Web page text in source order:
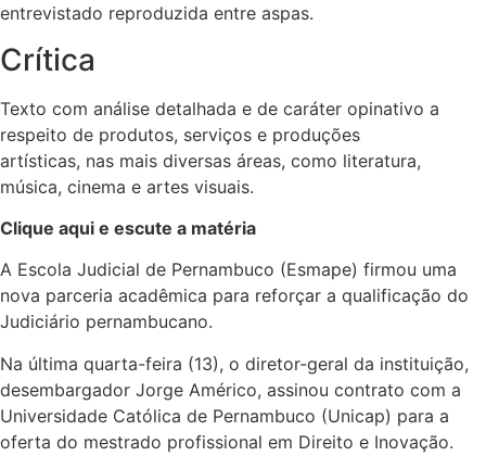
entrevistado reproduzida entre aspas.
Crítica
Texto com análise detalhada e de caráter opinativo a
respeito de produtos, serviços e produções
artísticas, nas mais diversas áreas, como literatura,
música, cinema e artes visuais.
Clique aqui e escute a matéria
A Escola Judicial de Pernambuco (Esmape) firmou uma
nova parceria acadêmica para reforçar a qualificação do
Judiciário pernambucano.
Na última quarta-feira (13), o diretor-geral da instituição,
desembargador Jorge Américo, assinou contrato com a
Universidade Católica de Pernambuco (Unicap) para a
oferta do mestrado profissional em Direito e Inovação.